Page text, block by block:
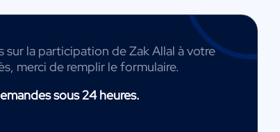
la participation de Zak Allal à votre
merci de remplir le formulaire.
sous 24 heures.